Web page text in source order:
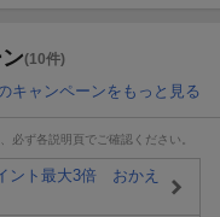
(10件)
キャンペーンをもっと見る
必ず各説明頁でご確認ください。
ント最大3倍 おかえ